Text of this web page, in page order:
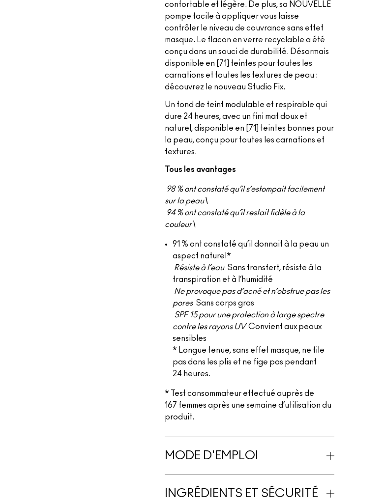
confortable et légère. De plus, sa NOUVELLE
pompe facile à appliquer vous laisse
contrôler le niveau de couvrance sans effet
masque. Le flacon en verre recyclable a été
conçu dans un souci de durabilité. Désormais
disponible en [71] teintes pour toutes les
carnations et toutes les textures de peau :
découvrez le nouveau Studio Fix.
Un fond de teint modulable et respirable qui
dure 24 heures, avec un fini mat doux et
naturel, disponible en [71] teintes bonnes pour
la peau, conçu pour toutes les carnations et
textures.
Tous les avantages
98 % ont constaté qu’il s’estompait facilement
sur la peau\
94 % ont constaté qu’il restait fidèle à la
couleur\
91 % ont constaté qu’il donnait à la peau un
aspect naturel*
Résiste à l’eau Sans transfert, résiste à la
transpiration et à l’humidité
Ne provoque pas d’acné et n’obstrue pas les
pores Sans corps gras
SPF 15 pour une protection à large spectre
contre les rayons UVConvient aux peaux
sensibles
* Longue tenue, sans effet masque, ne file
pas dans les plis et ne fige pas pendant
24 heures.
* Test consommateur effectué auprès de
167 femmes après une semaine d’utilisation du
produit.
MODE D'EMPLOI
INGRÉDIENTS ET SÉCURITÉ